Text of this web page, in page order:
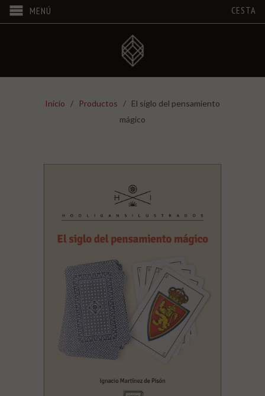
MENÚ CESTA
Inicio / Productos
/ El siglo del pensamiento
mágico